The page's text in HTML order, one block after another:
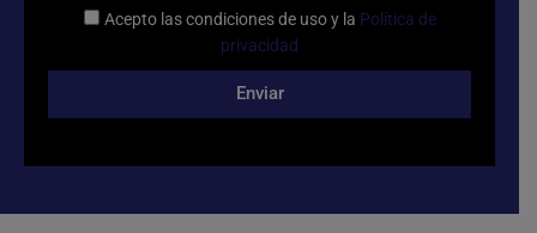
Acepto las condiciones de uso y la Política de
privacidad
Enviar